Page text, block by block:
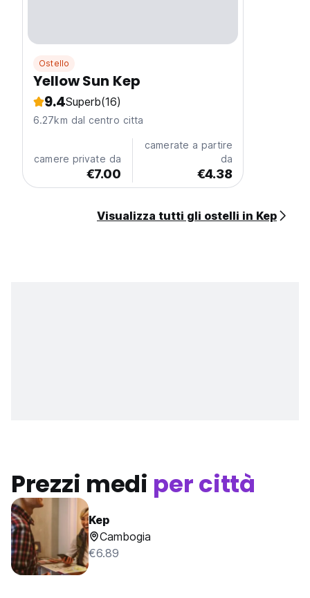
Ostello
Yellow Sun Kep
9.4Superb(16)
6.27km dal centro citta
camere private da
€7.00
camerate a partire
da
€4.38
Visualizza tutti gli ostelli in Kep
Prezzi medi per città
Kep
Cambogia
€6.89